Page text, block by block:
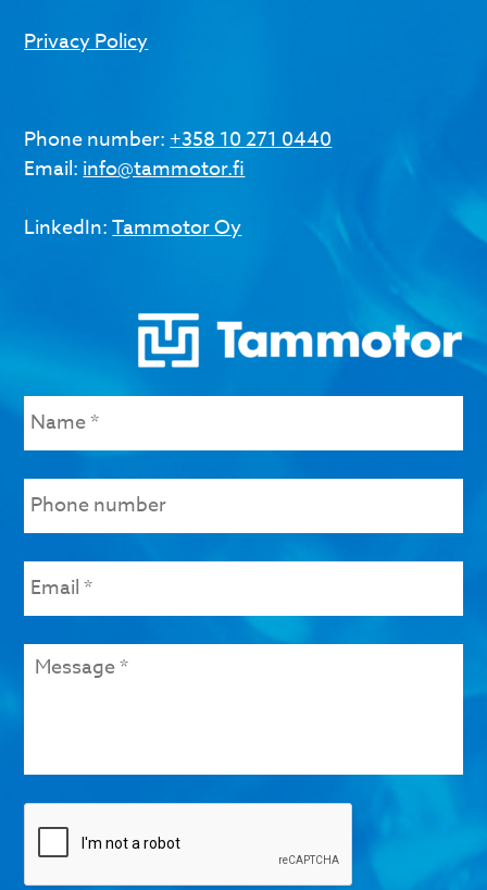
Privacy Policy
Phone number:+358 10 271 0440
Email:info@tammotor.fi
LinkedIn:Tammotor Oy
Name *
Phone
number
Email *
Message *